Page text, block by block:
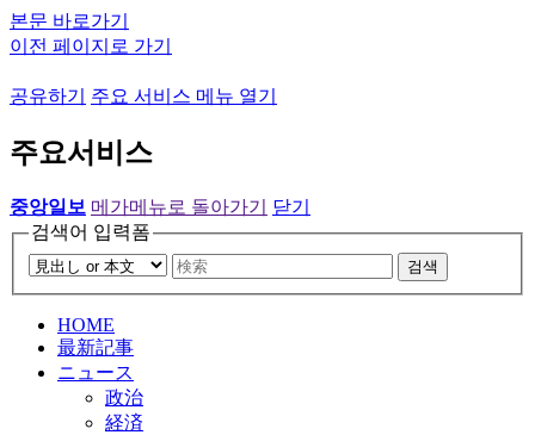
본문 바로가기
이전 페이지로 가기
공유하기 주요 서비스 메뉴 열기
주요서비스
중앙일보 메가메뉴로 돌아가기
닫기
검색어 입력폼
검색
HOME
最新記事
ニュース
政治
経済